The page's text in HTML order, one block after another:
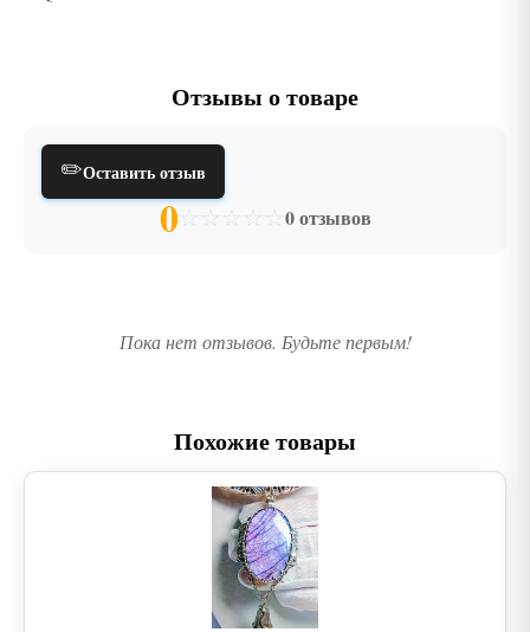
Отзывы о товаре
✏️Оставить отзыв
0☆ ☆ ☆ ☆ ☆ 0 отзывов
Пока нет отзывов. Будьте первым!
Похожие товары